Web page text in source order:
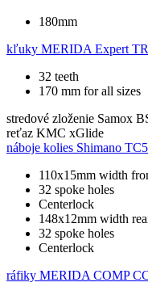
180mm
kľuky MERIDA Expert
32 teeth
170 mm for all sizes
stredové zloženie Samox
reťaz KMC xGlide
náboje kolies Shimano
110x15mm width
32 spoke holes
Centerlock
148x12mm width
32 spoke holes
Centerlock
ráfiky MERIDA COMP